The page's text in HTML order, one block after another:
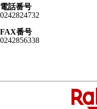
電話番号
0242824732
FAX番号
0242856338